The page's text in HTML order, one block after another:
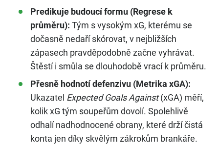
Predikuje budoucí formu (Regrese k
průměru): Tým s vysokým xG, kterému se
dočasně nedaří skórovat, v nejbližších
zápasech pravděpodobně začne vyhrávat.
Štěstí i smůla se dlouhodobě vrací k průměru.
Přesně hodnotí defenzivu (Metrika xGA):
Ukazatel Expected Goals Against(xGA) měří,
kolik xG tým soupeřům dovolí. Spolehlivě
odhalí nadhodnocené obrany, které drží čistá
konta jen díky skvělým zákrokům brankáře.